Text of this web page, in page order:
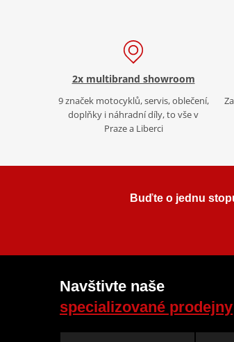
2x multibrand showroom
9 značek motocyklů, servis, oblečení,
doplňky i náhradní díly, to vše v
Praze a Liberci
Buďte o jednu
Navštivte naše
specializované prodejny